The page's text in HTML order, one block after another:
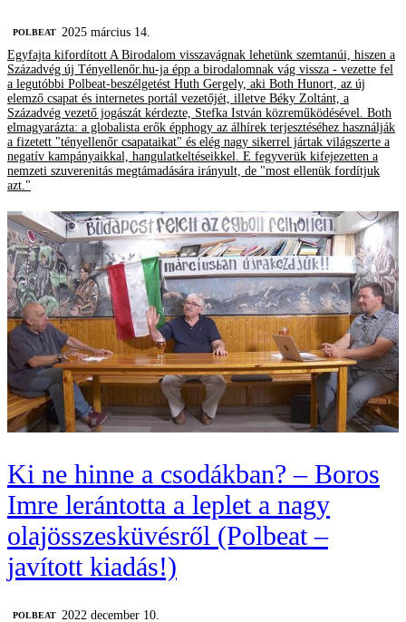
‎POLBEAT 2025 március 14.
Egyfajta kifordított A Birodalom visszavágnak lehetünk szemtanúi, hiszen a
Századvég új Tényellenőr.hu-ja épp a birodalomnak vág vissza - vezette fel
a legutóbbi Polbeat-beszélgetést Huth Gergely, aki Both Hunort, az új
elemző csapat és internetes portál vezetőjét, illetve Béky Zoltánt, a
Századvég vezető jogászát kérdezte, Stefka István közreműködésével. Both
elmagyarázta: a globalista erők épphogy az álhírek terjesztéséhez használják
a fizetett "tényellenőr csapataikat" és elég nagy sikerrel jártak világszerte a
negatív kampányaikkal, hangulatkeltéseikkel. E fegyverük kifejezetten a
nemzeti szuverenitás megtámadására irányult, de "most ellenük fordítjuk
azt."
Ki ne hinne a csodákban? – Boros
Imre lerántotta a leplet a nagy
olajösszesküvésről (Polbeat –
javított kiadás!)
‎POLBEAT 2022 december 10.